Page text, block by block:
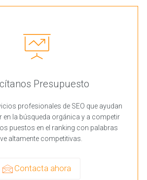
Presupuesto
profesionales de SEO que ayudan
en la búsqueda orgánica y a competir
puestos en el ranking con palabras
altamente competitivas.
Contacta ahora